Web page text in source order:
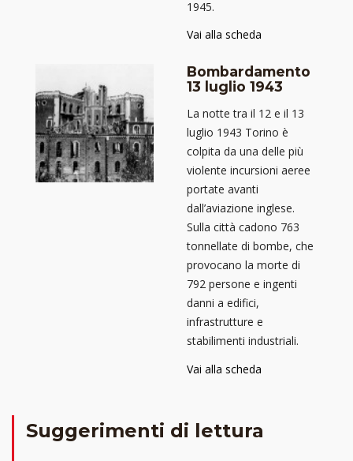
1945.
Vai alla scheda
Bombardamento
13 luglio 1943
La notte tra il 12 e il 13
luglio 1943 Torino è
colpita da una delle più
violente incursioni aeree
portate avanti
dall’aviazione inglese.
Sulla città cadono 763
tonnellate di bombe, che
provocano la morte di
792 persone e ingenti
danni a edifici,
infrastrutture e
stabilimenti industriali.
Vai alla scheda
Suggerimenti di lettura